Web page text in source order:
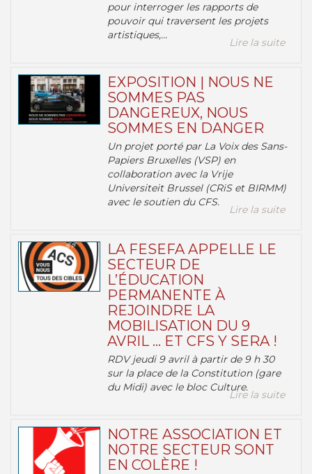
pour interroger les rapports de
pouvoir qui traversent les projets
artistiques,...
Lire la suite
EXPOSITION | NOUS NE
SOMMES PAS
DANGEREUX, NOUS
SOMMES EN DANGER
Un projet porté par La Voix des Sans-
Papiers Bruxelles (VSP) en
collaboration avec la Vrije
Universiteit Brussel (CRiS et BIRMM)
avec le soutien du CFS.
Lire la suite
LA FESEFA APPELLE LE
SECTEUR DE
L’ÉDUCATION
PERMANENTE À
REJOINDRE LA
MOBILISATION DU 9
AVRIL … ET CFS Y SERA !
RDV jeudi 9 avril à partir de 9 h 30
sur la place de la Constitution (gare
du Midi) avec le bloc Culture.
Lire la suite
NOTRE ASSOCIATION ET
NOTRE SECTEUR SONT
EN COLÈRE !